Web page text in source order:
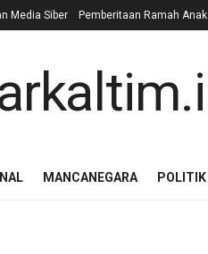
Media Siber Pemberitaan Ramah Anak
MANCANEGARA POLITIK